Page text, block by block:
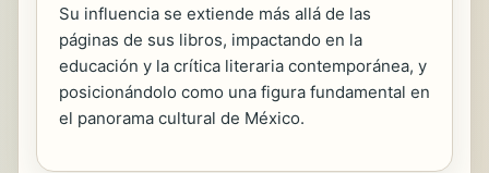
Su influencia se extiende más allá de las
páginas de sus libros, impactando en la
educación y la crítica literaria contemporánea, y
posicionándolo como una figura fundamental en
el panorama cultural de México.